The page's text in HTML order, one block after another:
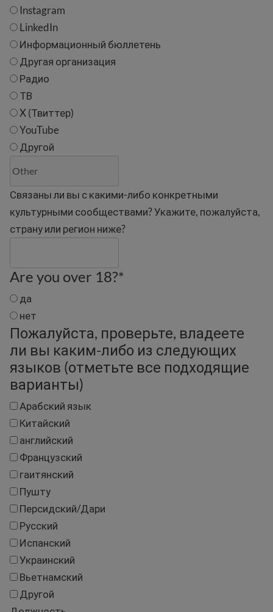
Instagram
LinkedIn
Информационный бюллетень
Другая организация
Радио
ТВ
X (Твиттер)
YouTube
Другой
Связаны ли вы с какими-либо конкретными
культурными сообществами? Укажите, пожалуйста,
страну или регион ниже?
Are you over 18?*
да
нет
Пожалуйста, проверьте, владеете
ли вы каким-либо из следующих
языков (отметьте все подходящие
варианты)
Арабский язык
Китайский
английский
Французский
гаитянский
Пушту
Персидский/Дари
Русский
Испанский
Украинский
Вьетнамский
Другой